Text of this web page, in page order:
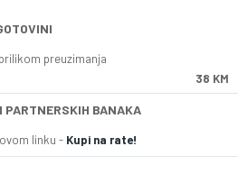
preuzimanja
38 KM
PARTNERSKIH BANAKA
linku - Kupi na rate!